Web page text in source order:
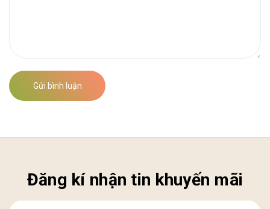
Gửi bình luận
Đăng kí nhận tin khuyến mãi